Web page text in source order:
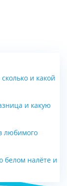
и какой
и какую
любимого
белом налёте и